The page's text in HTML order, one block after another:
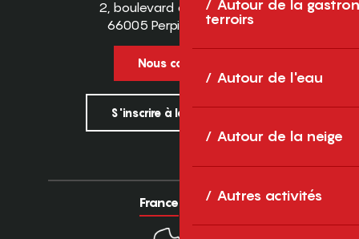
Autour de la
terroirs
Autour de l'eau
Autour de la neige
Autres activités
2, boulevard des Pyrénées
66005 Perpignan Cedex
Nous contacter
S'inscrire à la newsletter
France Europe